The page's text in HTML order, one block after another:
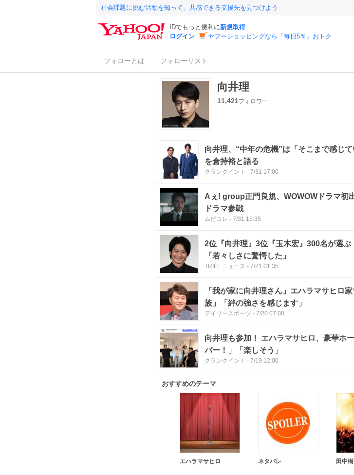
社会課題に挑む活動を知って、共感できる支援先を見つけよう
IDでもっと便利に新規取得
ログイン
ヤフーショッピングなら「毎日5％」おトク
フォローとは フォローリスト
向井理
11,421フォロワー
向井理、“中年の危機”は「そこまで感じ
を倉持裕と語る
クランクイン！ - 7/31 17:00
Aぇ! group正門良規、WOWOWドラマ初
ドラマ参戦
ムビコレ - 7/31 15:35
2位『向井理』3位『玉木宏』300名が選
「若々しさに驚愕した」
TRILL ニュース - 7/21 01:35
「我が家に向井理さん」エハラマサヒロ
族」「絆の強さを感じます」
デイリースポーツ - 7/20 07:00
向井理も参加！ エハラマサヒロ、豪華ホ
バー！」「楽しそう」
クランクイン！ - 7/19 12:00
おすすめのテーマ
エハラマサヒロ ネタバレ 田中樹